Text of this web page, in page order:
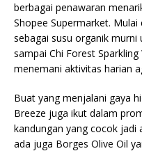
berbagai penawaran
Shopee Supermarket.
sebagai susu organik murni
sampai Chi Forest
menemani aktivitas harian
Buat yang menjalani gaya
Breeze juga ikut dalam
kandungan yang cocok jadi
ada juga Borges Olive Oil